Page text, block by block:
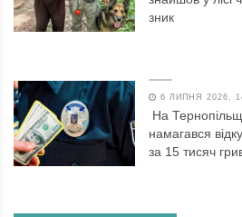
зник
6 ЛИПНЯ 2026,
На
намагався
за 15 тисяч